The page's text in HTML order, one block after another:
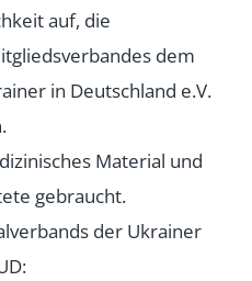
auf, die
dem
in Deutschland e.V.
Material und
gebraucht.
der Ukrainer